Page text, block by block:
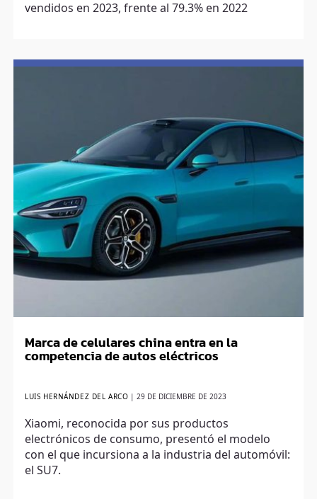
vendidos en 2023, frente al 79.3% en 2022
Marca de celulares china entra en la
competencia de autos eléctricos
LUIS HERNÁNDEZ DEL ARCO |29 DE DICIEMBRE DE 2023
Xiaomi, reconocida por sus productos
electrónicos de consumo, presentó el modelo
con el que incursiona a la industria del automóvil:
el SU7.